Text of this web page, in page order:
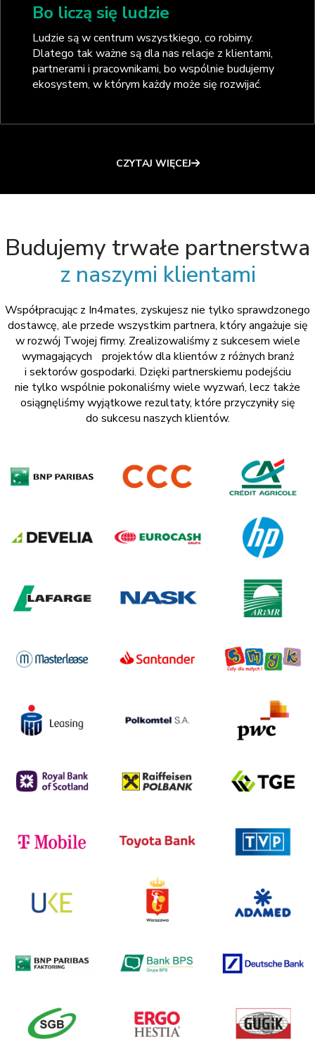
Bo liczą się ludzie
Ludzie są w centrum wszystkiego, co robimy.
Dlatego tak ważne są dla nas relacje z klientami,
partnerami i pracownikami, bo wspólnie budujemy
ekosystem, w którym każdy może się rozwijać.
CZYTAJ WIĘCEJ
Budujemy trwałe partnerstwa
z naszymi klientami
Współpracując z In4mates, zyskujesz nie tylko sprawdzonego
dostawcę, ale przede wszystkim partnera, który angażuje się
w rozwój Twojej firmy. Zrealizowaliśmy z sukcesem wiele
wymagających projektów dla klientów z różnych branż
i sektorów gospodarki. Dzięki partnerskiemu podejściu
nie tylko wspólnie pokonaliśmy wiele wyzwań, lecz także
osiągnęliśmy wyjątkowe rezultaty, które przyczyniły się
do sukcesu naszych klientów.